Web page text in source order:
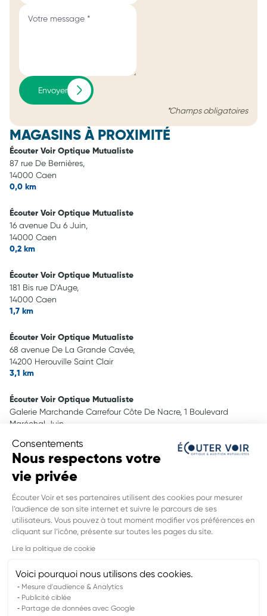
Consentements
Nous respectons votre
vie privée
Écouter Voir et ses partenaires utilisent des cookies pour mesurer
l’audience de son site internet et suivre le parcours de ses
utilisateurs. Vous pouvez à tout moment modifier vos préférences en
cliquant sur l’icône, présente sur toutes les pages du site.
Lire la politique de cookie
Voici pourquoi nous utilisons des cookies.
Mesure d'audience & Analytics
Publicité ciblée
Partage de données avec Google
Envoyer
*Champs obligatoires
MAGASINS À PROXIMITÉ
Écouter Voir Optique Mutualiste
87 rue De Bernières,
14000 Caen
0,0 km
Écouter Voir Optique Mutualiste
16 avenue Du 6 Juin,
14000 Caen
0,2 km
Écouter Voir Optique Mutualiste
181 Bis rue D'Auge,
14000 Caen
1,7 km
Écouter Voir Optique Mutualiste
68 avenue De La Grande Cavée,
14200 Herouville Saint Clair
3,1 km
Écouter Voir Optique Mutualiste
Galerie Marchande Carrefour Côte De Nacre, 1 Boulevard
Maréchal Juin,
3,2 km
Écouter Voir Optique Mutualiste
centre commercial Intermarché, 10 rue Longue Vue des
Photographes,
14111 Louvigny
3,7 km
INFORMATIONS LÉGALES DE CE
POINT DE VENTE
Nom du groupement : VYV3 NORMANDIE
Adresse mail DPO : dpd.normandie@vyv3.fr